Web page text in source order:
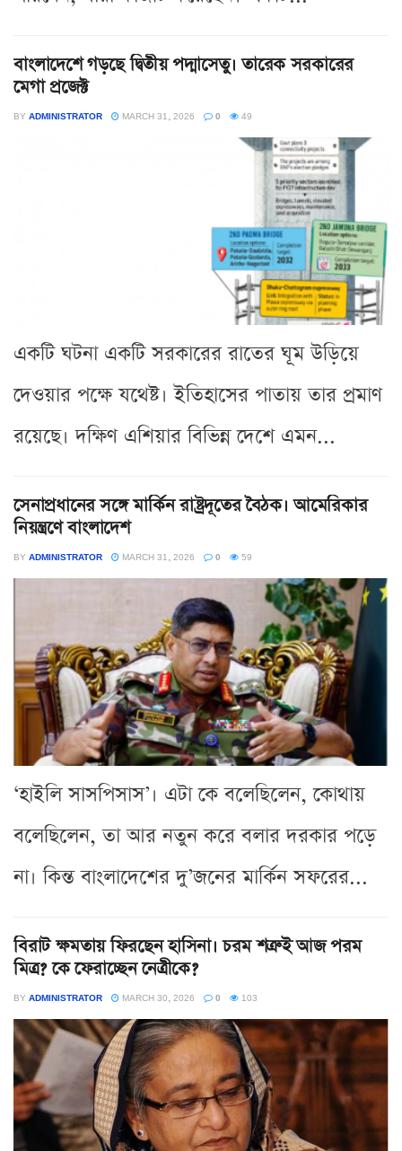
বাংলাদেশে গড়ছে দ্বিতীয় পদ্মাসেতু। তারেক সরকারের
মেগা প্রজেক্ট
BY ADMINISTRATOR MARCH 31, 2026 0 49
একটি ঘটনা একটি সরকারের রাতের ঘূম উড়িয়ে
দেওয়ার পক্ষে যথেষ্ট। ইতিহাসের পাতায় তার প্রমাণ
রয়েছে। দক্ষিণ এশিয়ার বিভিন্ন দেশে এমন...
সেনাপ্রধানের সঙ্গে মার্কিন রাষ্ট্রদূতের বৈঠক। আমেরিকার
নিয়ন্ত্রণে বাংলাদেশ
BY ADMINISTRATOR MARCH 31, 2026 0 59
‘হাইলি সাসপিসাস’। এটা কে বলেছিলেন, কোথায়
বলেছিলেন, তা আর নতুন করে বলার দরকার পড়ে
না। কিন্ত বাংলাদেশের দু’জনের মার্কিন সফরের...
বিরাট ক্ষমতায় ফিরছেন হাসিনা। চরম শত্রুই আজ পরম
মিত্র? কে ফেরাচ্ছেন নেত্রীকে?
BY ADMINISTRATOR MARCH 30, 2026 0 103